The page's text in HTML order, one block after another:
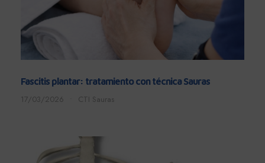
Fascitis plantar: tratamiento con técnica Sauras
17/03/2026 CTI Sauras